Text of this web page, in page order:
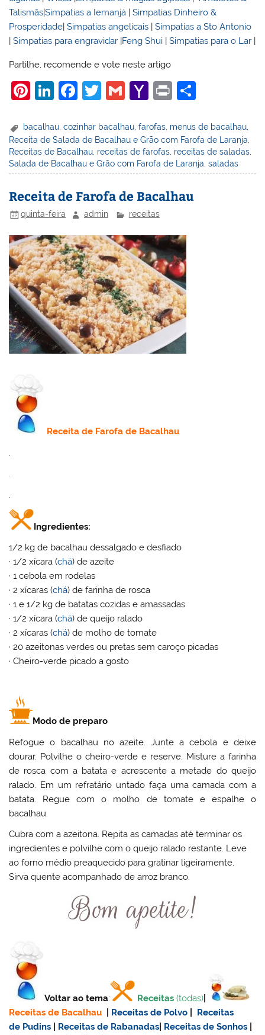
Talismãs|Simpatias a Iemanjá |Simpatias Dinheiro &
Prosperidade |Simpatias angelicais |Simpatias a Sto Antonio
|Simpatias para engravidar Feng Shui |Simpatias para o Lar
Partilhe, recomende e vote neste artigo
Pi
er
e
st
Li
k
e
dI
n
F
c
e
b
o
k
T
itt
er
G
ai
l
Y
h
o
o
ai
l
Pr
t
ar
e
bacalhau ,cozinhar bacalhau ,farofas menus de bacalhau
Receita de Salada de Bacalhau e Grão com Farofa de Laranja
Receitas de Bacalhau receitas de farofas receitas de saladas
Salada de Bacalhau e Grão com Farofa de Laranja ,saladas
Receita de Farofa de Bacalhau
quinta-feira admin receitas
Receitade Farofa de Bacalhau
.
.
.
Ingredientes:
1/2 kg de bacalhau dessalgado e desfiado
· 1/2 xícara (chá) de azeite
· 1 cebola em rodelas
· 2 xícaras (chá) de farinha de rosca
· 1 e 1/2 kg de batatas cozidas e amassadas
· 1/2 xícara (chá) de queijo ralado
· 2 xícaras (chá) de molho de tomate
· 20 azeitonas verdes ou pretas sem caroço picadas
· Cheiro-verde picado a gosto
Modo de preparo
Refogue o bacalhau no azeite. Junte a cebola e deixe
dourar. Polvilhe o cheiro-verde e reserve. Misture a farinha
de rosca com a batata e acrescente a metade do queijo
ralado. Em um refratário untado faça uma camada com a
batata. Regue com o molho de tomate e espalhe o
bacalhau.
Cubra com a azeitona. Repita as camadas até terminar os
ingredientes e polvilhe com o queijo ralado restante. Leve
ao forno médio preaquecido para gratinar ligeiramente.
Sirva quente acompanhado de arroz branco.
Voltar ao tema: Receitas (todas)
Receitas de Bacalhau
Receitas de Polvo
Receitas
de Pudins
Receitas de Rabanadas Receitas de Sonhos